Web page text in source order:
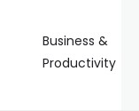
Business &
Productivity